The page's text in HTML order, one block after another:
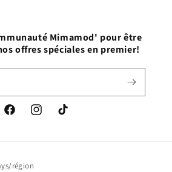
Mimamod' pour être
offres spéciales en premier!
FacebookInstagramTikTok
région